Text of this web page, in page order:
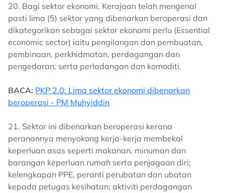
20. Bagi sektor ekonomi, Kerajaan telah mengenal
pasti lima (5) sektor yang dibenarkan beroperasi dan
dikategorikan sebagai sektor ekonomi perlu (Essential
economic sector) iaitu pengilangan dan pembuatan,
pembinaan, perkhidmatan, perdagangan dan
pengedaran, serta perladangan dan komoditi.
BACA: PKP 2.0: Lima sektor ekonomi dibenarkan
beroperasi - PM Muhyiddin
21. Sektor ini dibenarkan beroperasi kerana
peranannya menyokong kerja-kerja membekal
keperluan asas seperti makanan, minuman dan
barangan keperluan rumah serta penjagaan diri;
kelengkapan PPE, peranti perubatan dan ubatan
kepada petugas kesihatan; aktiviti perdagangan